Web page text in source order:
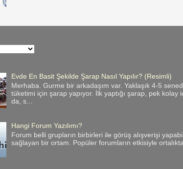
Evde En Basit Şekilde Şarap Nasıl Yapılır? (Resimli)
Merhaba. Gurme bir arkadaşım var. Yaklaşık 4-5
tüketimi için şarap yapıyor. İlk yaptığı şarap, pek kolay
da, s...
Hangi Forum Yazılımı?
Forum belli grupların birbirleri ile görüş alışverişi
sağlayan bir ortam. Popüler forumların etkisiyle ortalıkta